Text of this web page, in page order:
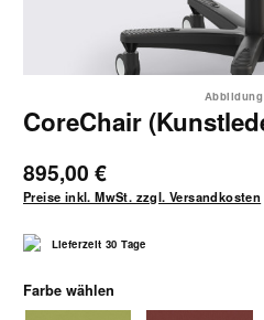
CoreChair
895,00 €
Preise inkl. MwSt. zzgl. Versandkosten
Lieferzeit 30 Tage
Farbe wählen